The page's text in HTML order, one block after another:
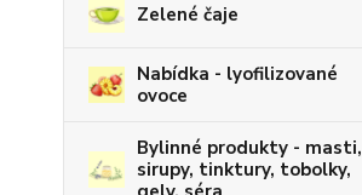
Zelené čaje
Nabídka - lyofilizované
ovoce
Bylinné produkty - masti,
sirupy, tinktury, tobolky,